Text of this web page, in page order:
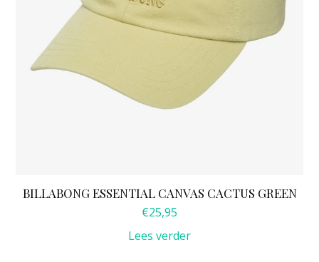
BILLABONG ESSENTIAL CANVAS CACTUS GREEN
€25,95
Lees verder